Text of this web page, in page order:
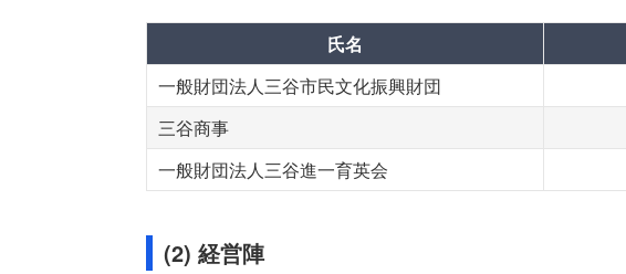
氏名
一般財団法人三谷市民文化振興財団
三谷商事
一般財団法人三谷進一育英会
(2) 経営陣